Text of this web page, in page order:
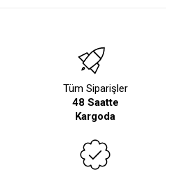
Tüm Siparişler
48 Saatte
Kargoda